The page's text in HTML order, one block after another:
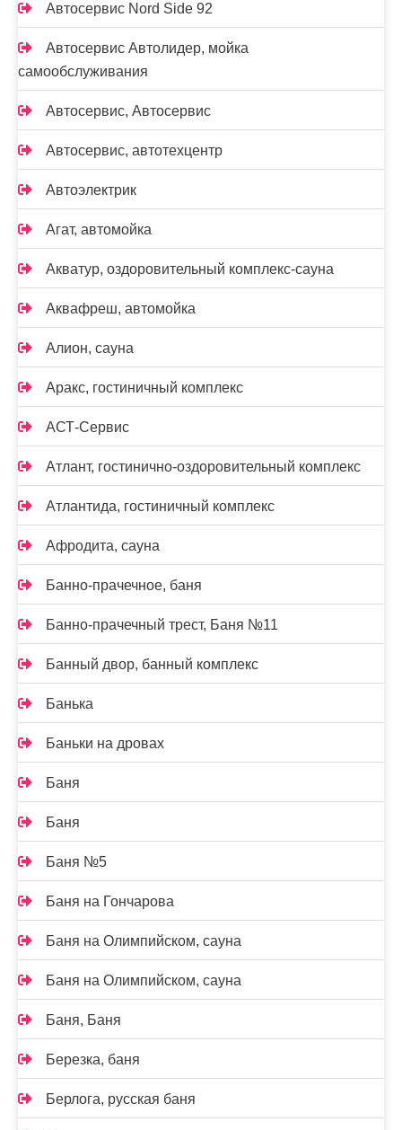
Автосервис Nord Side 92
Автосервис Автолидер, мойка
самообслуживания
Автосервис, Автосервис
Автосервис, автотехцентр
Автоэлектрик
Агат, автомойка
Акватур, оздоровительный комплекс-сауна
Аквафреш, автомойка
Алион, сауна
Аракс, гостиничный комплекс
АСТ-Сервис
Атлант, гостинично-оздоровительный комплекс
Атлантида, гостиничный комплекс
Афродита, сауна
Банно-прачечное, баня
Банно-прачечный трест, Баня №11
Банный двор, банный комплекс
Банька
Баньки на дровах
Баня
Баня
Баня №5
Баня на Гончарова
Баня на Олимпийском, сауна
Баня на Олимпийском, сауна
Баня, Баня
Березка, баня
Берлога, русская баня